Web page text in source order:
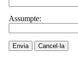
Assumpte:
Envia Cancel·la